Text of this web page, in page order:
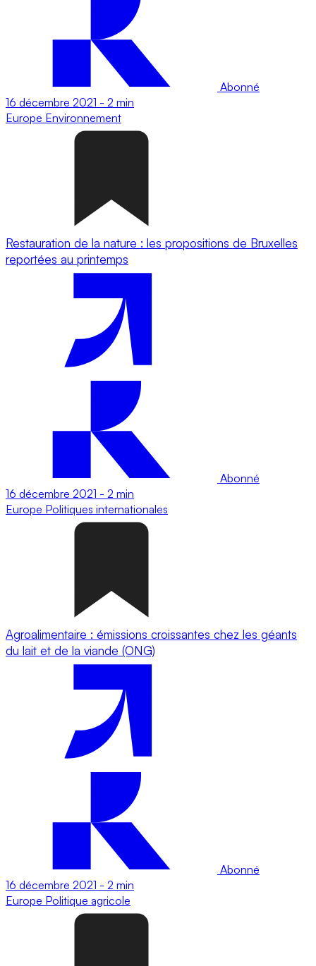
Abonné
16 décembre 2021 - 2 min
Europe Environnement
Restauration de la nature : les propositions de Bruxelles
reportées au printemps
Abonné
16 décembre 2021 - 2 min
Europe Politiques internationales
Agroalimentaire : émissions croissantes chez les géants
du lait et de la viande (ONG)
Abonné
16 décembre 2021 - 2 min
Europe Politique agricole